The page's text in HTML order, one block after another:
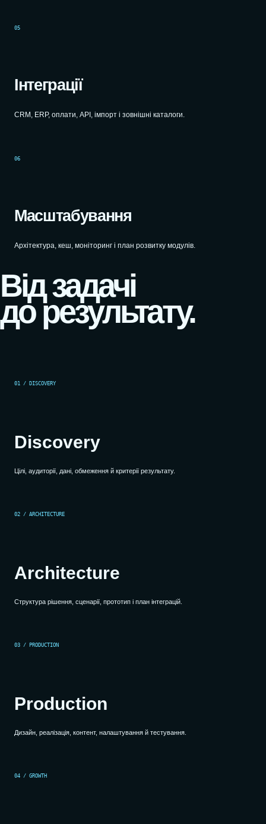
05
Інтеграції
CRM, ERP, оплати, API, імпорт і зовнішні каталоги.
06
Масштабування
Архітектура, кеш, моніторинг і план розвитку модулів.
Від задачі
до результату.
01 / DISCOVERY
Discovery
Цілі, аудиторії, дані, обмеження й критерії результату.
02 / ARCHITECTURE
Architecture
Структура рішення, сценарії, прототип і план інтеграцій.
03 / PRODUCTION
Production
Дизайн, реалізація, контент, налаштування й тестування.
04 / GROWTH